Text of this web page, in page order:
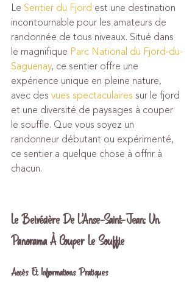
Le Sentier du Fjord est une destination
incontournable pour les amateurs de
randonnée de tous niveaux. Situé dans
le magnifique Parc National du Fjord-du-
Saguenay, ce sentier offre une
expérience unique en pleine nature,
avec des vues spectaculaires sur le fjord
et une diversité de paysages à couper
le souffle. Que vous soyez un
randonneur débutant ou expérimenté,
ce sentier a quelque chose à offrir à
chacun.
Le Belvédère De L'Anse-Saint-Jean: Un
Panorama À Couper Le Souffle
Accès Et Informations Pratiques